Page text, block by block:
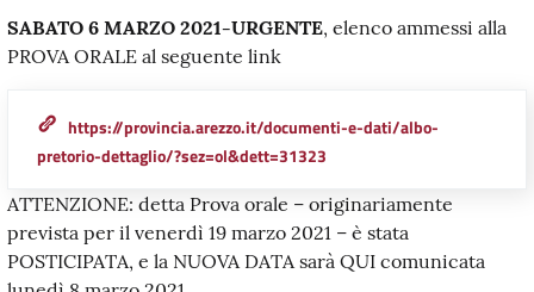
SABATO 6 MARZO 2021-URGENTE, elenco ammessi alla
PROVA ORALE al seguente link
https://provincia.arezzo.it/documenti-e-dati/albo-
pretorio-dettaglio/?sez=ol&dett=31323
ATTENZIONE: detta Prova orale – originariamente
prevista per il venerdì 19 marzo 2021 – è stata
POSTICIPATA, e la NUOVA DATA sarà QUI comunicata